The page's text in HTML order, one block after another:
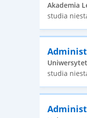
Akademia
studia
Uniwersytet
studia